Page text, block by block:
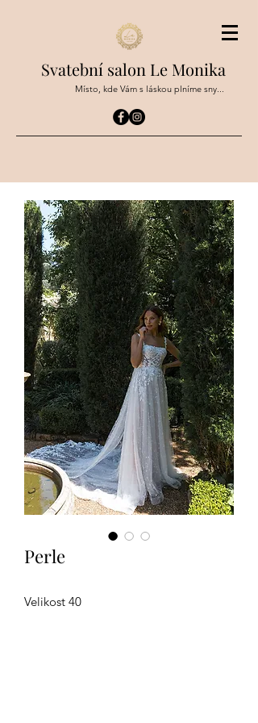
Svatební salon Le Monika
Místo, kde Vám s láskou plníme sny...
Perle
Velikost 40